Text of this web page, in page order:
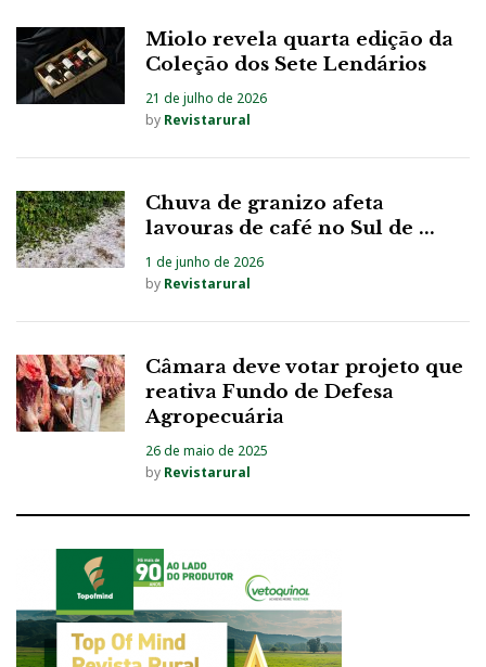
Miolo revela quarta edição da
Coleção dos Sete Lendários
21 de julho de 2026
by Revistarural
Chuva de granizo afeta
lavouras de café no Sul de ...
1 de junho de 2026
by Revistarural
Câmara deve votar projeto que
reativa Fundo de Defesa
Agropecuária
26 de maio de 2025
by Revistarural